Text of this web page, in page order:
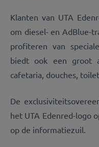
Klanten van UTA
om diesel- en AdBlue-
profiteren van
biedt ook een groot
cafetaria, douches,
De
het UTA Edenred-logo
op de informatiezuil.